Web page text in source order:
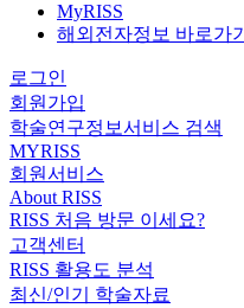
MyRISS
해외전자정보 바로가기
로그인
회원가입
학술연구정보서비스 검색
MYRISS
회원서비스
About RISS
RISS 처음 방문 이세요?
고객센터
RISS 활용도 분석
최신/인기 학술자료